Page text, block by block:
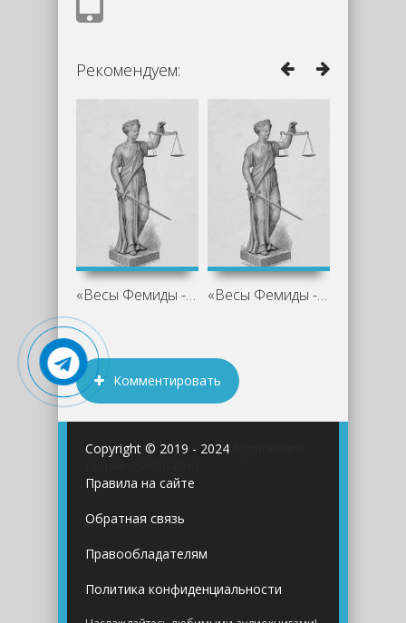
Рекомендуем:
«Весы Фемиды - Лариса Львова «Весы Фемиды - Лариса Львова
Комментировать
Copyright © 2019 - 2024
Правила на сайте
Обратная связь
Правообладателям
Политика конфиденциальности